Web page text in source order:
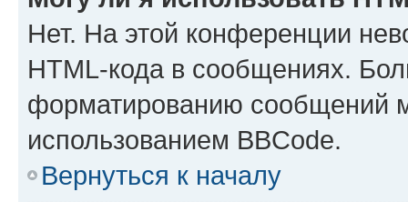
Нет. На этой конференции
HTML-кода в сообщениях.
форматированию сообщений
использованием BBCode.
Вернуться к началу